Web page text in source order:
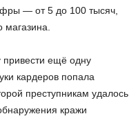
— от 5 до 100 тысяч,
магазина.
привести ещё одну
кардеров попала
преступникам удалось
кражи